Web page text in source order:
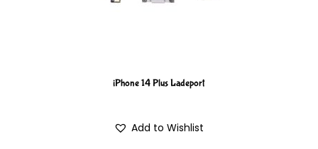
iPhone 14 Plus Ladeport
Add to Wishlist